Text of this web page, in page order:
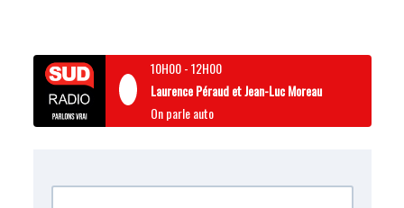
10H00-12H00
Laurence Péraud et Jean-Luc Moreau
On parle auto